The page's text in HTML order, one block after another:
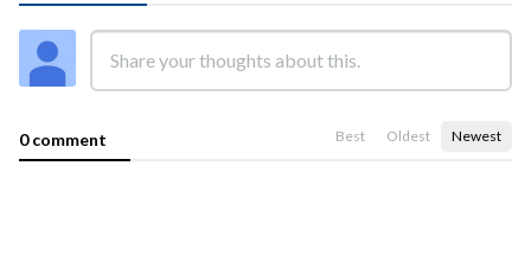
0 comment Best Oldest Newest